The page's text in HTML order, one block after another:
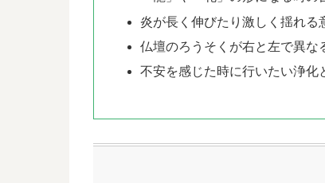
炎が長く伸びたり激しく揺れる
仏壇のろうそくが右と左で異な
不安を感じた時に行いたい浄化